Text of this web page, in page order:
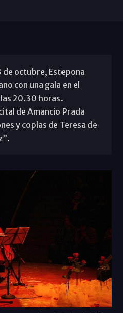
de octubre, Estepona
con una gala en el
20.30 horas.
de Amancio Prada
y coplas de Teresa de